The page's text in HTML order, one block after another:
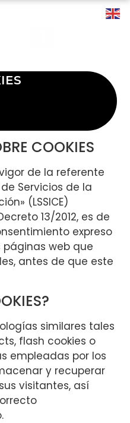
COOKIES
de la referente
Servicios de la
(LSSICE)
13/2012, es de
expreso
web que
antes de que este
similares tales
flash cookies o
empleadas por los
y recuperar
visitantes, así